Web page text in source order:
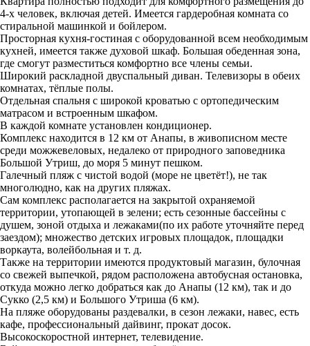
4-х человек, включая детей. Имеется гардеробная комната со
стиральной машинкой и бойлером.
Просторная кухня-гостиная с оборудованной всем необходимым
кухней, имеется также духовой шкаф. Большая обеденная зона,
где смогут разместиться комфортно все члены семьи.
Широкий раскладной двуспальный диван. Телевизоры в обеих
комнатах, тёплые полы.
Отдельная спальня с широкой кроватью с ортопедическим
матрасом и встроенным шкафом.
В каждой комнате установлен кондиционер.
Комплекс находится в 12 км от Анапы, в живописном месте
среди можжевеловых, недалеко от природного заповедника
Большой Утриш, до моря 5 минут пешком.
Галечный пляж с чистой водой (море не цветёт!), не так
многолюдно, как на других пляжах.
Сам комплекс располагается на закрытой охраняемой
территории, утопающей в зелени; есть сезонные бассейны с
душем, зоной отдыха и лежаками(по их работе уточняйте перед
заездом); множество детских игровых площадок, площадки
воркаута, волейбольная и т. д.
Также на территории имеются продуктовый магазин, булочная
со свежей выпечкой, рядом расположена автобусная остановка,
откуда можно легко добраться как до Анапы (12 км), так и до
Сукко (2,5 км) и Большого Утриша (6 км).
На пляже оборудованы раздевалки, в сезон лежаки, навес, есть
кафе, профессиональный дайвинг, прокат досок.
Высокоскоростной интернет, телевидение.